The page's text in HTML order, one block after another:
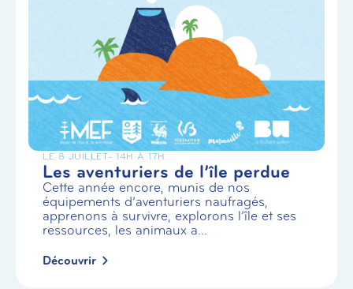
LE 8 JUILLET- 14H À 17H
Les aventuriers de l’île perdue
Cette année encore, munis de nos
équipements d’aventuriers naufragés,
apprenons à survivre, explorons l’île et ses
ressources, les animaux a...
Découvrir